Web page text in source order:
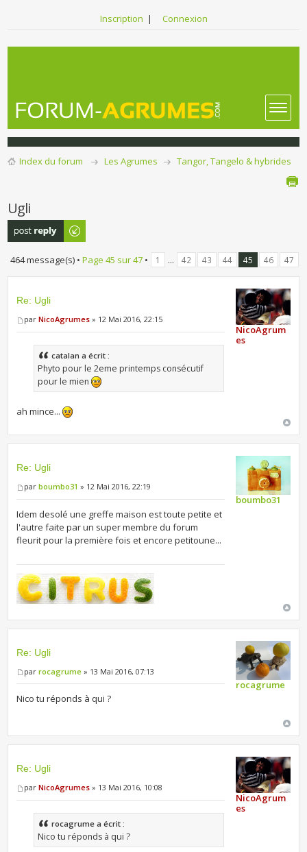
Inscription | Connexion
Index du forum Les Agrumes Tangor, Tangelo & hybrides
Ugli
Publier une
réponse
464 message(s) • Page 45 sur47• 1 ... 42 43 44 45 46 47
Re: Ugli
parNicoAgrumes » 12 Mai 2016, 22:15
catalan a écrit :
Phyto pour le 2eme printemps consécutif
pour le mien
ah mince...
NicoAgrum
es
Re: Ugli
parboumbo31 » 12 Mai 2016, 22:19
Idem desolé une greffe maison est toute petite et
l'autre faite par un super membre du forum
fleurit pour la première fois et encore petitoune...
boumbo31
Re: Ugli
parrocagrume » 13 Mai 2016, 07:13
Nico tu réponds à qui ?
rocagrume
Re: Ugli
parNicoAgrumes » 13 Mai 2016, 10:08
rocagrume a écrit :
Nico tu réponds à qui ?
NicoAgrum
es